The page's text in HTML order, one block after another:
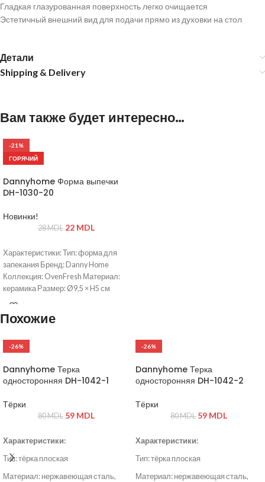
Гладкая глазурованная поверхность легко очищается
Эстетичный внешний вид для подачи прямо из духовки на стол
Детали
Shipping & Delivery
Вам также будет интересно…
-21%
ГОРЯЧИЙ
Dannyhome Форма выпечки
DH-1030-20
Новинки!
28MDL 22 MDL
Характеристики: Тип: форма для
запекания Бренд: Danny Home
Коллекция: OvenFresh Материал:
керамика Размер: Ø9,5 × H5 см
Цвет: красный (снаружи), белый
(внутри) Форма: круглая
Похожие
-26%
Dannyhome Терка
односторонняя DH-1042-1
Тёрки
80MDL 59 MDL
Характеристики:
Тип: тёрка плоская
Материал: нержавеющая сталь,
-26%
Dannyhome Терка
односторонняя DH-1042-2
Тёрки
80MDL 59 MDL
Характеристики:
Тип: тёрка плоская
Материал: нержавеющая сталь,